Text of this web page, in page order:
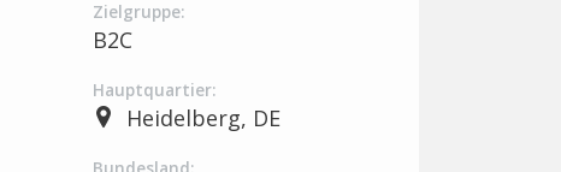
Zielgruppe:
B2C
Hauptquartier:
Heidelberg, DE